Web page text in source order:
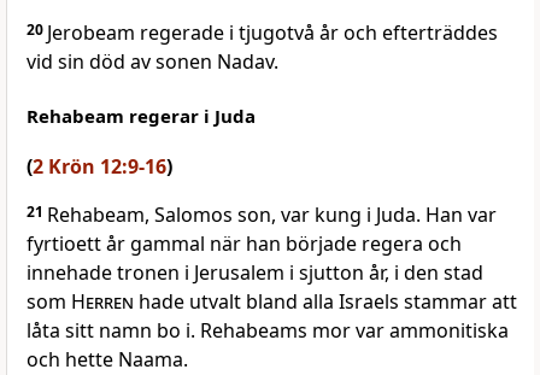
20 Jerobeam regerade i tjugotvå år och efterträddes
vid sin död av sonen Nadav.
Rehabeam regerar i Juda
(2 Krön 12:9-16)
21 Rehabeam, Salomos son, var kung i Juda. Han var
fyrtioett år gammal när han började regera och
innehade tronen i Jerusalem i sjutton år, i den stad
som Herren hade utvalt bland alla Israels stammar att
låta sitt namn bo i. Rehabeams mor var ammonitiska
och hette Naama.